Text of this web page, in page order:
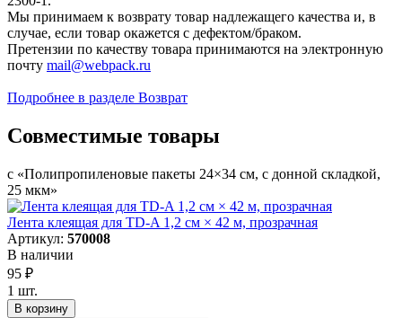
Мы принимаем к возврату товар надлежащего качества и, в
случае, если товар окажется с дефектом/браком.
Претензии по качеству товара принимаются на электронную
почту mail@webpack.ru
Подробнее в разделе Возврат
Совместимые товары
с «Полипропиленовые пакеты 24×34 см, с донной складкой,
25 мкм»
Лента клеящая для TD-A 1,2 см × 42 м, прозрачная
Артикул: 570008
В наличии
95 ₽
1 шт.
В корзину